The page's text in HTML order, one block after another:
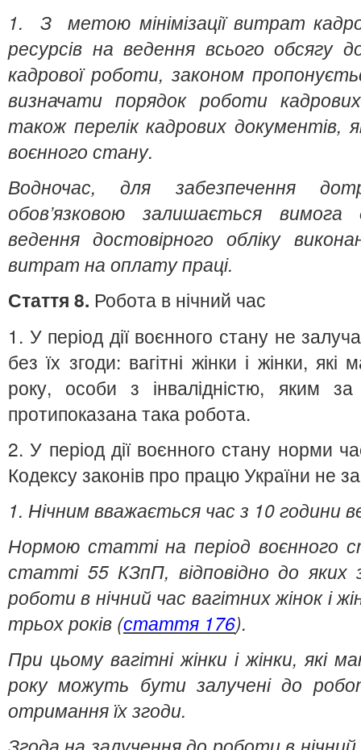
1. З метою мінімізації витрат
ресурсів на ведення всього обсягу
кадрової роботи, законом
визначати порядок роботи
також перелік кадрових документів,
воєнного стану.
Водночас, для забезпечення
обов’язковою залишається
ведення достовірного обліку
витрат на оплату праці.
Стаття 8. Робота в нічний час
1. У період дії воєнного стану не
без їх згоди: вагітні жінки і жінки,
року, особи з інвалідністю, яким
протипоказана така робота.
2. У період дії воєнного стану норми
Кодексу законів про працю України не
1. Нічним вважається час з 10 години
Нормою статті на період воєнного
статті 55 КЗпП, відповідно до яких
роботи в нічний час вагітних жінок і
трьох років (стаття 176).
При цьому вагітні жінки і жінки, які
року можуть бути залучені до
отримання їх згоди.